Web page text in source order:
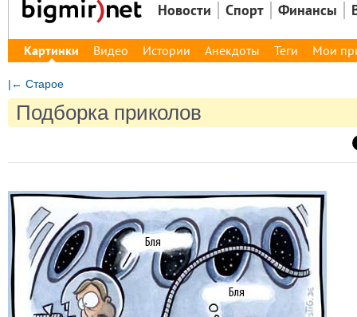
Новости Спорт Финансы
Картинки Видео Истории Анекдоты Теги Мои
|← Старое
Подборка приколов